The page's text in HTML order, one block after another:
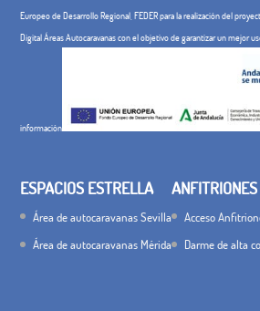
Europeo de Desarrollo Regional, FEDER para la realización del
Digital Áreas Autocaravanas con el objetivo de garantizar un mejor
información
ESPACIOS ESTRELLA
Área de autocaravanas Sevilla
Área de autocaravanas Mérida
ANFITRIONES
Acceso
Darme de alta